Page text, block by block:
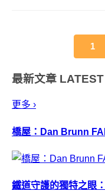
1
最新文章 LATEST
更多 ›
橋屋：Dan Brunn
鐵道守護的獨特之眼